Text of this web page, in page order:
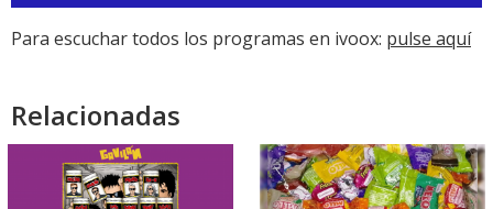
audio
Para escuchar todos los programas en ivoox: pulse aquí
Relacionadas